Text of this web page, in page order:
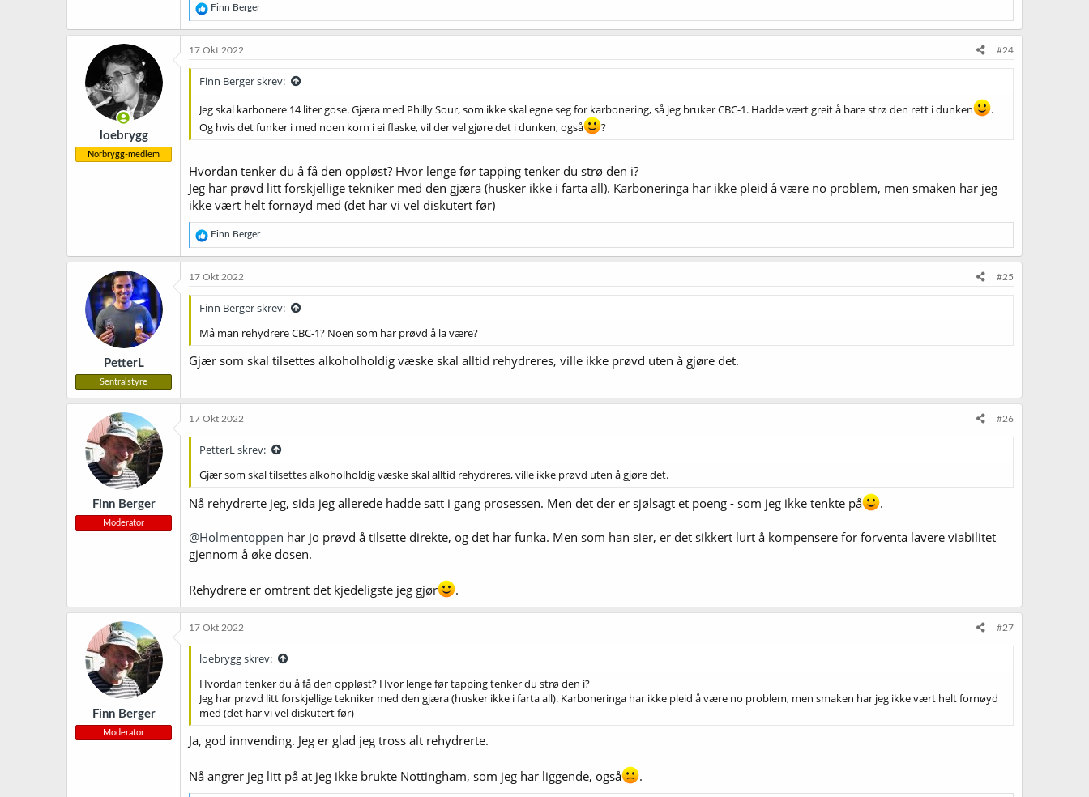
R
e
a
k
j
o
e
:
Finn Berger
loebrygg
Norbrygg-medlem
17 Okt 2022 #24
Finn Berger skrev:
Jeg skal karbonere 14 liter gose. Gjæra med Philly Sour, som ikke skal egne seg for karbonering, så jeg bruker CBC-1. Hadde vært greit å bare strø den rett i dunken
.
Og hvis det funker i med noen korn i ei flaske, vil der vel gjøre det i dunken, også
?
Hvordan tenker du å få den oppløst? Hvor lenge før tapping tenker du strø den i?
Jeg har prøvd litt forskjellige tekniker med den gjæra (husker ikke i farta all). Karboneringa har ikke pleid å være no problem, men smaken har jeg
ikke vært helt fornøyd med (det har vi vel diskutert før)
R
e
a
k
j
o
e
:
Finn Berger
PetterL
Sentralstyre
17 Okt 2022 #25
Finn Berger skrev:
Må man rehydrere CBC-1? Noen som har prøvd å la være?
Gjær som skal tilsettes alkoholholdig væske skal alltid rehydreres, ville ikke prøvd uten å gjøre det.
Finn Berger
Moderator
17 Okt 2022 #26
PetterL skrev:
Gjær som skal tilsettes alkoholholdig væske skal alltid rehydreres, ville ikke prøvd uten å gjøre det.
Nå rehydrerte jeg, sida jeg allerede hadde satt i gang prosessen. Men det der er sjølsagt et poeng - som jeg ikke tenkte på .
@Holmentoppen har jo prøvd å tilsette direkte, og det har funka. Men som han sier, er det sikkert lurt å kompensere for forventa lavere viabilitet
gjennom å øke dosen.
Rehydrere er omtrent det kjedeligste jeg gjør .
Finn Berger
Moderator
17 Okt 2022 #27
loebrygg skrev:
Hvordan tenker du å få den oppløst? Hvor lenge før tapping tenker du strø den i?
Jeg har prøvd litt forskjellige tekniker med den gjæra (husker ikke i farta all). Karboneringa har ikke pleid å være no problem, men smaken har jeg ikke vært helt fornøyd
med (det har vi vel diskutert før)
Ja, god innvending. Jeg er glad jeg tross alt rehydrerte.
Nå angrer jeg litt på at jeg ikke brukte Nottingham, som jeg har liggende, også .